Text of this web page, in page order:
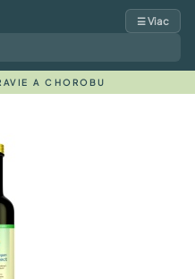
☰ Viac
A CHOROBU